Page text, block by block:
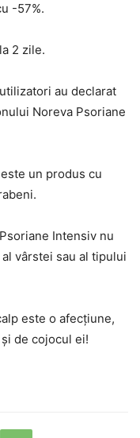
-57%.
2 zile.
au declarat
Noreva Psoriane
este un produs cu
Intensiv nu
vârstei sau al tipului
este o afecţiune,
de cojocul ei!